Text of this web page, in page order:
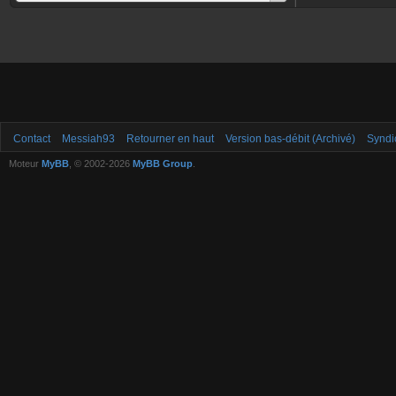
Contact Messiah93 Retourner en haut Version bas-débit (Archivé)
Moteur MyBB , © 2002-2026 MyBB Group